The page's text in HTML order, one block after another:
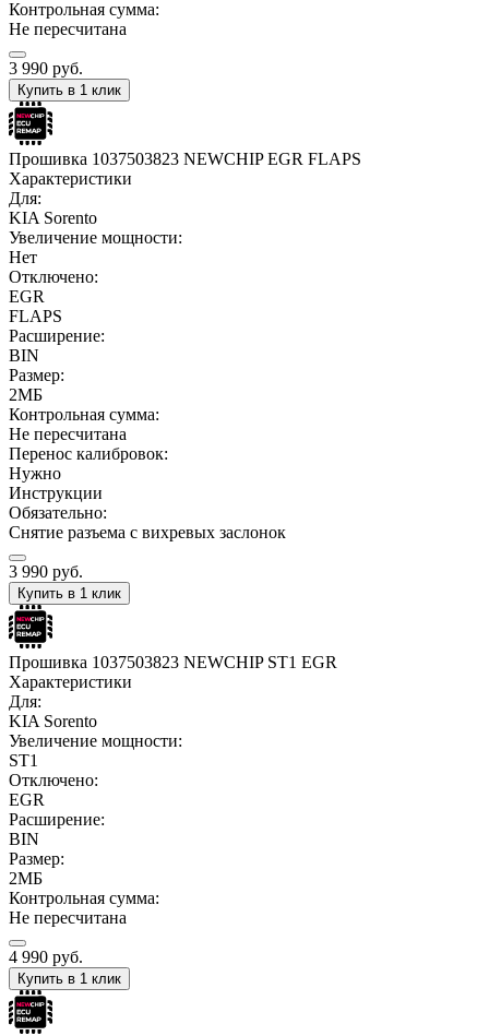
Контрольная сумма:
Не пересчитана
3 990 руб.
Купить в 1 клик
Прошивка 1037503823 NEWCHIP EGR FLAPS
Характеристики
Для:
KIA Sorento
Увеличение мощности:
Нет
Отключено:
EGR
FLAPS
Расширение:
BIN
Размер:
2МБ
Контрольная сумма:
Не пересчитана
Перенос калибровок:
Нужно
Инструкции
Обязательно:
Снятие разъема с вихревых заслонок
3 990 руб.
Купить в 1 клик
Прошивка 1037503823 NEWCHIP ST1 EGR
Характеристики
Для:
KIA Sorento
Увеличение мощности:
ST1
Отключено:
EGR
Расширение:
BIN
Размер:
2МБ
Контрольная сумма:
Не пересчитана
4 990 руб.
Купить в 1 клик